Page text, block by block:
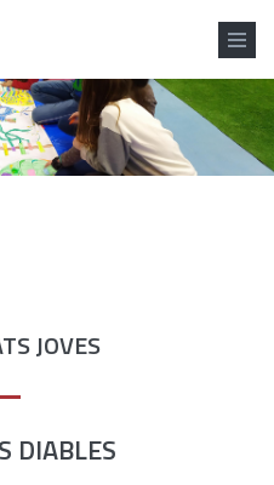
JOVES
DIABLES